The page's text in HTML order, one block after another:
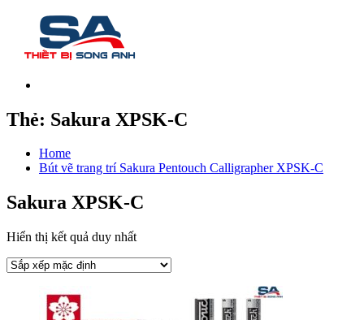
Thẻ: Sakura XPSK-C
Home
Bút vẽ trang trí Sakura Pentouch Calligrapher XPSK-C
Sakura XPSK-C
Hiển thị kết quả duy nhất